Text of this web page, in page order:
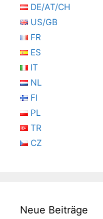
DE/AT/CH
US/GB
FR
ES
IT
NL
FI
PL
TR
CZ
Neue Beiträge